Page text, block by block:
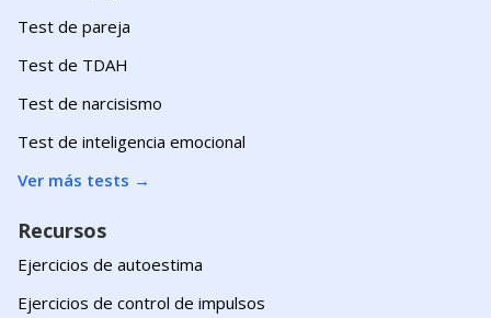
Test de pareja
Test de TDAH
Test de narcisismo
Test de inteligencia emocional
Ver más tests →
Recursos
Ejercicios de autoestima
Ejercicios de control de impulsos